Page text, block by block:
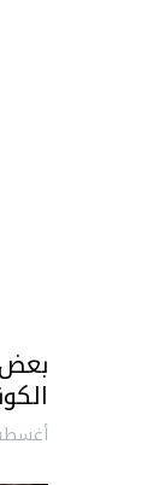
أغسطس 28,